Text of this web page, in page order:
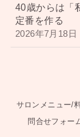
40歳からは「
定番を作る
2026年7月18日
サロンメニュー/
問合せフォー